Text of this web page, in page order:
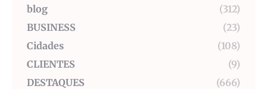
blog
(312)
BUSINESS
(23)
Cidades
(108)
CLIENTES
(9)
DESTAQUES
(666)